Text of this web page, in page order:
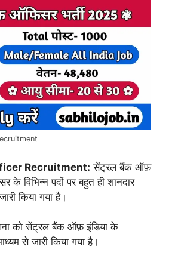
Recruitment: सेंट्रल बैंक ऑफ़
के विभिन्न पदों पर बहुत ही शानदार
किया गया है।
को सेंट्रल बैंक ऑफ़ इंडिया के
से जारी किया गया है।